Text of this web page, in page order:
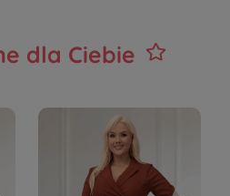
dla Ciebie